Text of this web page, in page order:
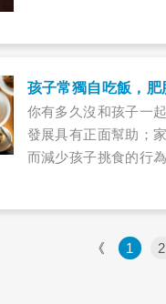
胖率已從19.8％上升
孩子常獨自吃飯，
你有多久沒和孩子一
發展具有正面幫助；
而減少孩子挑食的行
《 1 2